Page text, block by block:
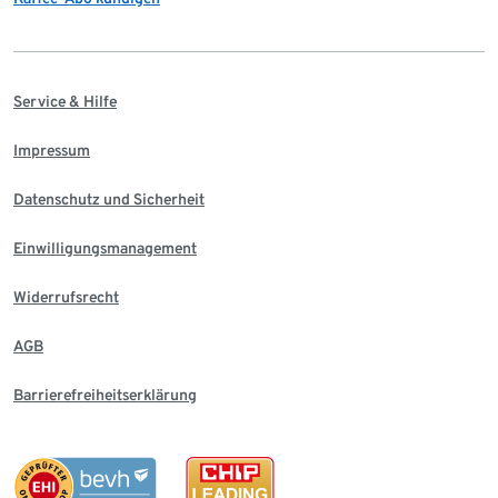
Service & Hilfe
Impressum
Datenschutz und Sicherheit
Einwilligungsmanagement
Widerrufsrecht
AGB
Barrierefreiheitserklärung